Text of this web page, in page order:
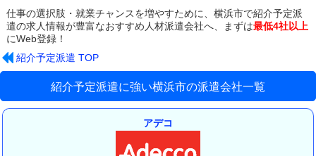
仕事の選択肢・就業チャンスを増やすために、 横浜市で紹介予定派
遣の求人情報が豊富なおすすめ人材派遣会社へ、まずは最低4社以上
にWeb登録！
紹介予定派遣 TOP
紹介予定派遣に強い横浜市の派遣会社一覧
アデコ